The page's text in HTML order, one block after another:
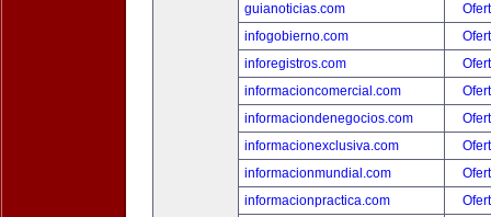
guianoticias.com
infogobierno.com
inforegistros.com
informacioncomercial.com
informaciondenegocios.com
informacionexclusiva.com
informacionmundial.com
informacionpractica.com